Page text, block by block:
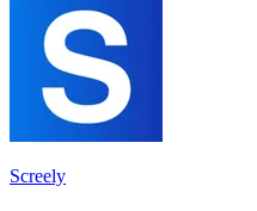
Screely